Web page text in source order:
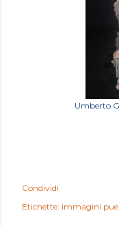
Umberto
Condividi
Etichette: immagini